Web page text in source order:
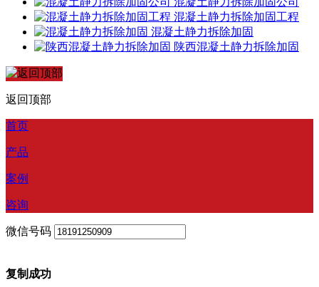
混凝土静力拆除加固工程
混凝土静力拆除加固
陕西混凝土静力拆除加固
返回顶部
首页
产品
案例
咨询
微信号码
复制成功